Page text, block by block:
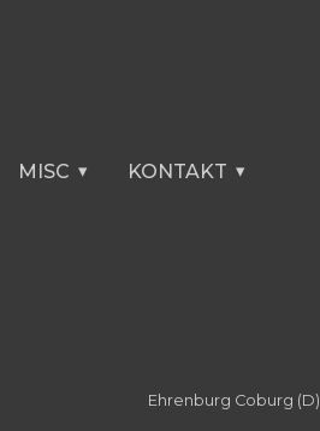
MISC KONTAKT
Ehrenburg Coburg (D)